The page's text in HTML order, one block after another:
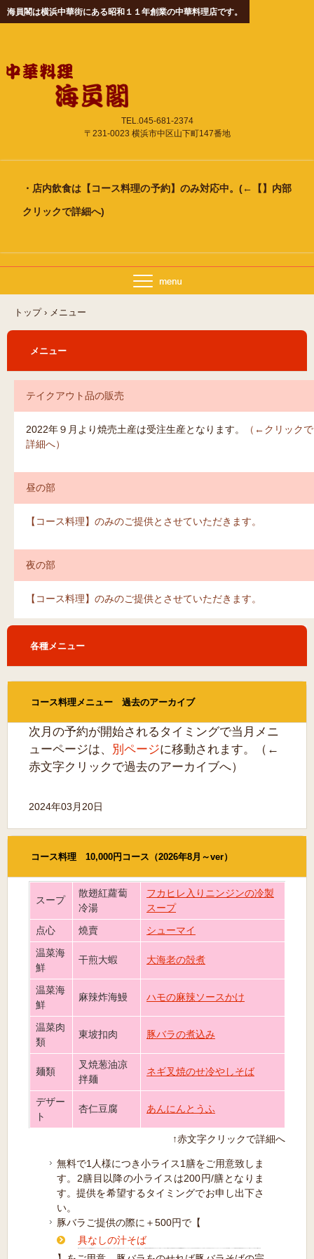
海員閣は横浜中華街にある昭和１１年創業の中華料理店です。
TEL.045-681-2374
〒231-0023 横浜市中区山下町147番地
・店内飲食は 【コース料理の予約】 のみ対応中。(←【】内部
クリックで詳細へ)
トップ › メニュー
メニュー
テイクアウト品の販売
2022年９月より焼売土産は受注生産となります。
（←クリックで
詳細へ）
昼の部
【コース料理】のみのご提供とさせていただきます。
夜の部
【コース料理】のみのご提供とさせていただきます。
各種メニュー
コース料理メニュー 過去のアーカイブ
次月の予約が開始されるタイミングで当月メニ
ューページは、
別ページに移動されます。（←
赤文字クリックで過去のアーカイブへ）
2024年03月20日
コース料理 10,000円コース（2026年8月～ver）
スープ
散翅紅蘿蔔
冷湯
フカヒレ入りニンジンの冷製
スープ
点心
燒賣
シューマイ
温菜海
鮮
干煎大蝦 大海老の殻煮
温菜海
鮮
麻辣炸海鰻 ハモの麻辣ソースかけ
温菜肉
類
東坡扣肉 豚バラの煮込み
麺類
叉焼葱油凉
拌麺
ネギ叉焼のせ冷やしそば
デザー
ト
杏仁豆腐 あんにんとうふ
↑赤文字クリックで詳細へ
無料で1人様につき小ライス1膳をご用意致しま
す。2膳目以降の小ライスは200円/膳となりま
す。提供を希望するタイミングでお申し出下さ
い。
豚バラご提供の際に＋500円で【
具なしの汁そば